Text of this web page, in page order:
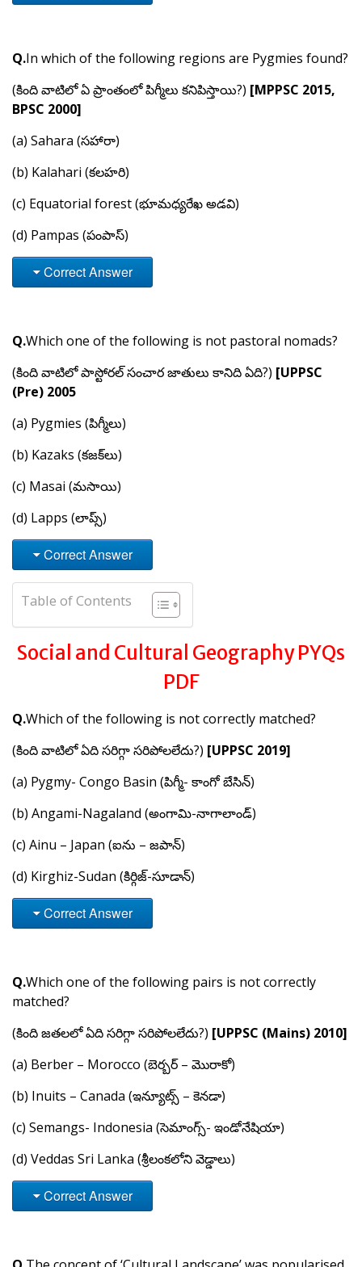
Q.In which of the following regions are Pygmies found?
(కింది వాటిలో ఏ ప్రాంతంలో పిగ్మీలు కనిపిస్తాయి?) [MPPSC 2015,
BPSC 2000]
(a) Sahara (సహారా)
(b) Kalahari (కలహరి)
(c) Equatorial forest (భూమధ్యరేఖ అడవి)
(d) Pampas (పంపాస్)
Correct Answer
Q.Which one of the following is not pastoral nomads?
(కింది వాటిలో పాస్టోరల్ సంచార జాతులు కానిది ఏది?) [UPPSC
(Pre) 2005
(a) Pygmies (పిగ్మీలు)
(b) Kazaks (కజక్‌లు)
(c) Masai (మసాయి)
(d) Lapps (లాప్స్)
Correct Answer
Table of Contents
Social and Cultural Geography PYQs
PDF
Q.Which of the following is not correctly matched?
(కింది వాటిలో ఏది సరిగ్గా సరిపోలలేదు?) [UPPSC 2019]
(a) Pygmy- Congo Basin (పిగ్మీ- కాంగో బేసిన్)
(b) Angami-Nagaland (అంగామి-నాగాలాండ్)
(c) Ainu – Japan (ఐను – జపాన్)
(d) Kirghiz-Sudan (కిర్గిజ్-సూడాన్)
Correct Answer
Q.Which one of the following pairs is not correctly
matched?
(కింది జతలలో ఏది సరిగ్గా సరిపోలలేదు?) [UPPSC (Mains) 2010]
(a) Berber – Morocco (బెర్బర్ – మొరాకో)
(b) Inuits – Canada (ఇన్యూట్స్ – కెనడా)
(c) Semangs- Indonesia (సెమాంగ్స్- ఇండోనేషియా)
(d) Veddas Sri Lanka (శ్రీలంకలోని వెడ్డాలు)
Correct Answer